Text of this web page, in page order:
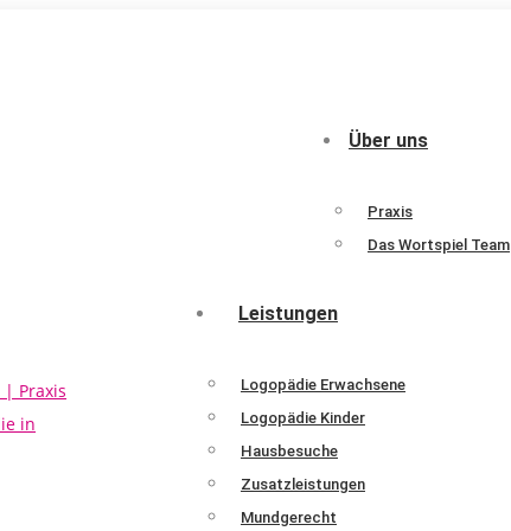
Über uns
Praxis
Das Wortspiel Team
Leistungen
Logopädie Erwachsene
Logopädie Kinder
Hausbesuche
Zusatzleistungen
Mundgerecht